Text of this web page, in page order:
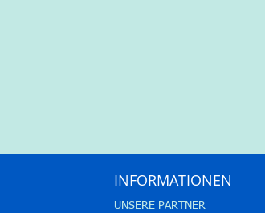
INFORMATIONEN
UNSERE PARTNER